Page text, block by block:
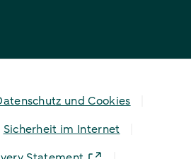
und Cookies
Sicherheit im Internet